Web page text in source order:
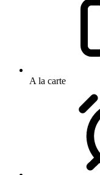
A la carte